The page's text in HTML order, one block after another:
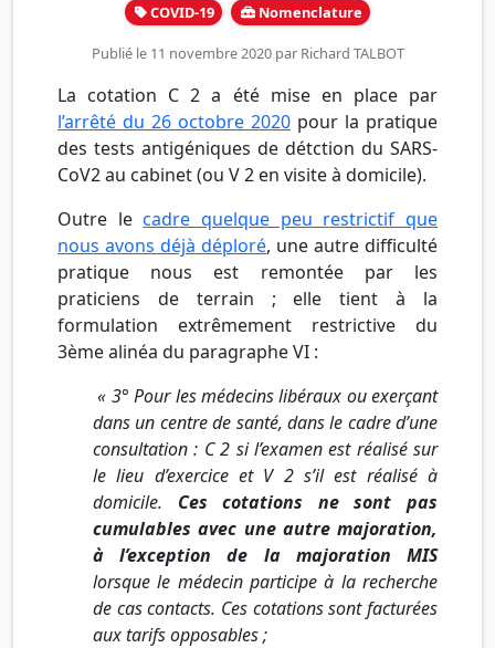
COVID-19 Nomenclature
Publié le 11 novembre 2020 par Richard TALBOT
La cotation C 2 a été mise en place par
l’arrêté du 26 octobre 2020 pour la pratique
des tests antigéniques de détction du SARS-
CoV2 au cabinet (ou V 2 en visite à domicile).
Outre lecadre quelque peu restrictif que
nous avons déjà déploré, une autre difficulté
pratique nous est remontée par les
praticiens de terrain ; elle tient à la
formulation extrêmement restrictive du
3ème alinéa du paragraphe VI :
« 3° Pour les médecins libéraux ou exerçant
dans un centre de santé, dans le cadre d’une
consultation : C 2 si l’examen est réalisé sur
le lieu d’exercice et V 2 s’il est réalisé à
domicile. Ces cotations ne sont pas
cumulables avec une autre majoration,
à l’exception de la majoration MIS
lorsque le médecin participe à la recherche
de cas contacts. Ces cotations sont facturées
aux tarifs opposables ;